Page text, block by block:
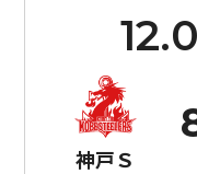
神戸Ｓ